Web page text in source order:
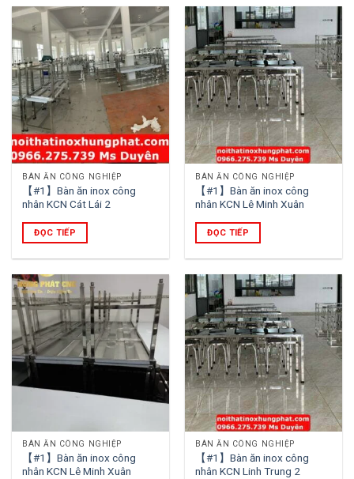
BÀN ĂN CÔNG NGHIỆP
【#1】Bàn ăn inox công
nhân KCN Cát Lái 2
ĐỌC TIẾP
BÀN ĂN CÔNG NGHIỆP
【#1】Bàn ăn inox công
nhân KCN Lê Minh Xuân
ĐỌC TIẾP
BÀN ĂN CÔNG NGHIỆP
【#1】Bàn ăn inox công
nhân KCN Lê Minh Xuân
BÀN ĂN CÔNG NGHIỆP
【#1】Bàn ăn inox công
nhân KCN Linh Trung 2